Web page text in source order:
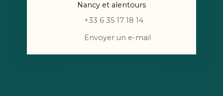
Nancy et alentours
+33 6 35 17 18 14
Envoyer un e-mail